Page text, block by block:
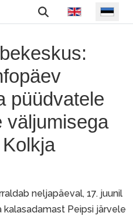
Vali keel
püüdvatele
väljumisega
neljapäeval, 17. juunil
kalasadamast Peipsi järvele